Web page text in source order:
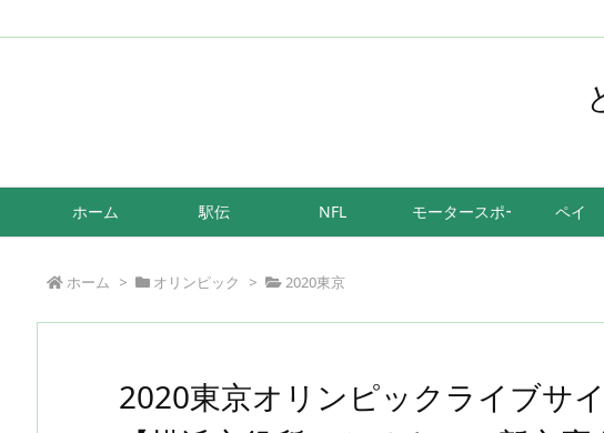
ホーム 駅伝 NFL モータースポーツ ペイ
ホーム > オリンピック > 2020東京
2020東京オリンピックライブサ